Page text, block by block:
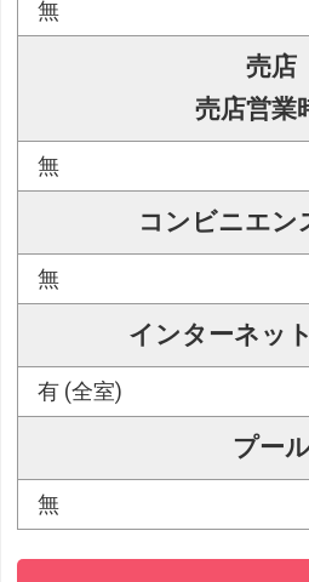
無
売店
売店営業
無
コンビニエン
無
インターネッ
有 (全室)
プー
無